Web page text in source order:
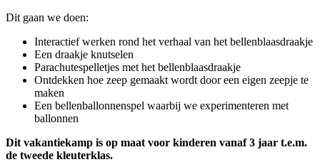
Dit gaan we doen:
Interactief werken rond het verhaal van het bellenblaasdraakje
Een draakje knutselen
Parachutespelletjes met het bellenblaasdraakje
Ontdekken hoe zeep gemaakt wordt door een eigen zeepje te
maken
Een bellenballonnenspel waarbij we experimenteren met
ballonnen
Dit vakantiekamp is op maat voor kinderen vanaf 3 jaar t.e.m.
de tweede kleuterklas.